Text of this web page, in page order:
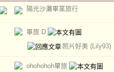
陽光沙灘畢業旅行
畢旅:D
照片好美 (Lily93)
ohohohoh畢旅